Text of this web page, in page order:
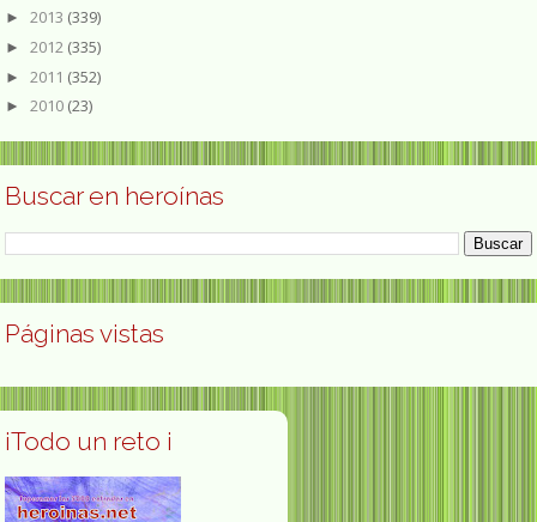
► 2013 (339)
► 2012 (335)
► 2011 (352)
► 2010 (23)
Buscar en heroínas
Páginas vistas
¡Todo un reto ¡